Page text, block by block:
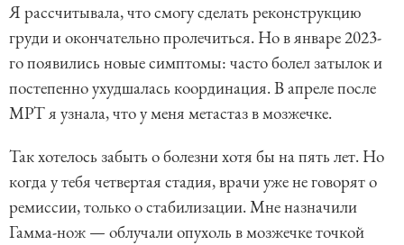
Я рассчитывала, что смогу сделать реконструкцию
груди и окончательно пролечиться. Но в январе 2023-
го появились новые симптомы: часто болел затылок и
постепенно ухудшалась координация. В апреле после
МРТ я узнала, что у меня метастаз в мозжечке.
Так хотелось забыть о болезни хотя бы на пять лет. Но
когда у тебя четвертая стадия, врачи уже не говорят о
ремиссии, только о стабилизации. Мне назначили
Гамма-нож — облучали опухоль в мозжечке точкой